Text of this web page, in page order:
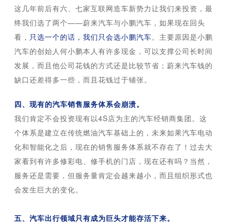
这几年前后有六、七家互联网造车新势力让我们来投资，最
终我们选了两个——蔚来汽车与小鹏汽车，如果现在回头
看， 只选一个的话，我们只会选小鹏汽车。主要原因是小鹏
汽车的创始人何小鹏本人有许多现金，可以支撑公司长时间
发展，而且他公司花钱的方式还是比较节省；蔚来汽车钱的
缺口还差得多一些，而且花钱过于铺张。
四、现有的汽车销售服务体系会崩溃。
我们肯定不会投资现有以4S店为主的汽车经销商集团。这
个体系是建立在传统燃油汽车基础上的，未来如果汽车电动
化和智能化之后，现在的销售服务体系就不存在了！过去大
家看到有许多修彩电、修手机的门店，现在还有吗？当然，
服务还是需要，但服务量肯定会越来越小，而且组织形式也
会发生巨大的变化。
五、汽车出行领域只有成为巨头才能存活下来。